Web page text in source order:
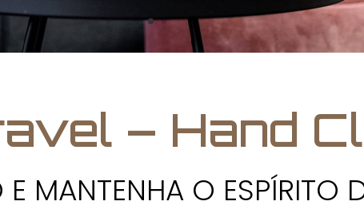
– Hand
E MANTENHA O ESPÍRITO